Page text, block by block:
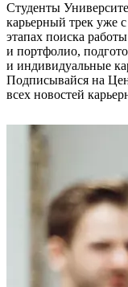
Студенты
карьерный трек уже
этапах поиска
и портфолио,
и индивидуальные
Подписывайся на
всех новостей